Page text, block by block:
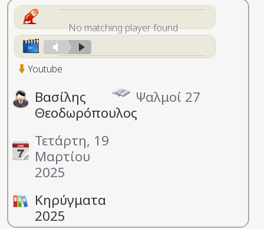
No matching player found
Youtube
Βασίλης
Θεοδωρόπουλος
Ψαλμοί 27
Τετάρτη, 19
Μαρτίου
2025
Κηρύγματα
2025